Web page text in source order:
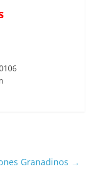
Granadinos →